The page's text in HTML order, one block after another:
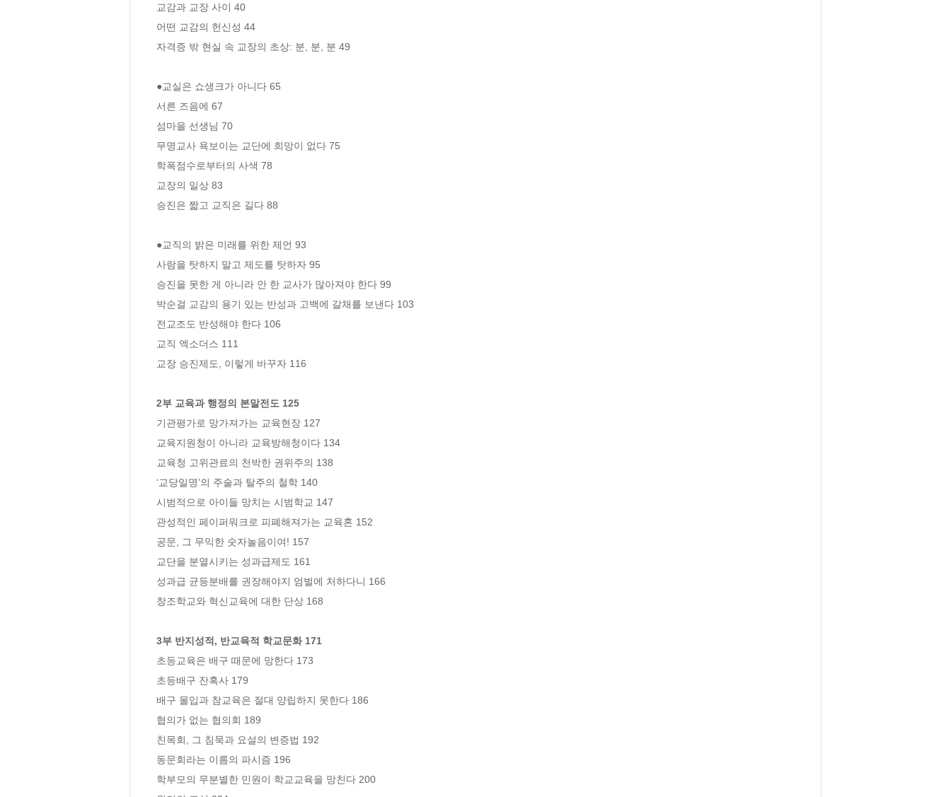
교감과 교장 사이 40
어떤 교감의 헌신성 44
자격증 밖 현실 속 교장의 초상: 분, 분, 분 49
●교실은 쇼생크가 아니다 65
서른 즈음에 67
섬마을 선생님 70
무명교사 욕보이는 교단에 희망이 없다 75
학폭점수로부터의 사색 78
교장의 일상 83
승진은 짧고 교직은 길다 88
●교직의 밝은 미래를 위한 제언 93
사람을 탓하지 말고 제도를 탓하자 95
승진을 못한 게 아니라 안 한 교사가 많아져야 한다 99
박순걸 교감의 용기 있는 반성과 고백에 갈채를 보낸다 103
전교조도 반성해야 한다 106
교직 엑소더스 111
교장 승진제도, 이렇게 바꾸자 116
2부 교육과 행정의 본말전도 125
기관평가로 망가져가는 교육현장 127
교육지원청이 아니라 교육방해청이다 134
교육청 고위관료의 천박한 권위주의 138
‘교당일명’의 주술과 탈주의 철학 140
시범적으로 아이들 망치는 시범학교 147
관성적인 페이퍼워크로 피폐해져가는 교육혼 152
공문, 그 무익한 숫자놀음이여! 157
교단을 분열시키는 성과급제도 161
성과급 균등분배를 권장해야지 엄벌에 처하다니 166
창조학교와 혁신교육에 대한 단상 168
3부 반지성적, 반교육적 학교문화 171
초등교육은 배구 때문에 망한다 173
초등배구 잔혹사 179
배구 몰입과 참교육은 절대 양립하지 못한다 186
협의가 없는 협의회 189
친목회, 그 침묵과 요설의 변증법 192
동문회라는 이름의 파시즘 196
학부모의 무분별한 민원이 학교교육을 망친다 200